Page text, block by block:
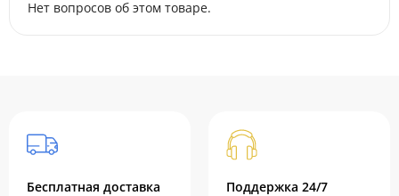
Нет вопросов об этом товаре.
Бесплатная доставка Поддержка 24/7